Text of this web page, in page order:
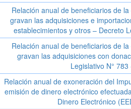
Relación anual de beneficiarios de
gravan las adquisiciones e
establecimientos y otros – Decreto
Relación anual de beneficiarios de
gravan las adquisiciones con
Legislativo N° 783
Relación anual de exoneración del
emisión de dinero electrónico
Dinero Electrónico